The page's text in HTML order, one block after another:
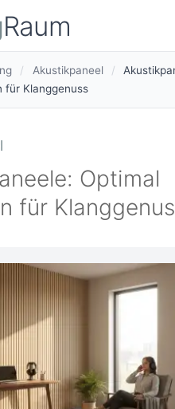
Raum
/ Akustikpaneel /
für Klanggenuss
Optimal
für